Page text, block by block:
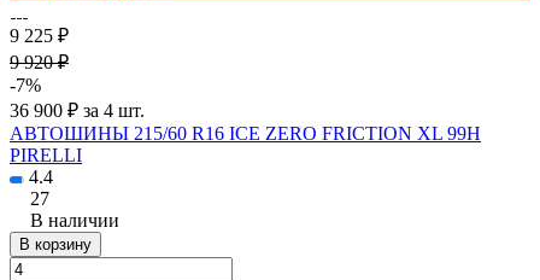
9 225 ₽
9 920 ₽
-7%
36 900 ₽ за 4 шт.
АВТОШИНЫ 215/60 R16 ICE ZERO FRICTION XL 99H
PIRELLI
4.4
27
В наличии
В корзину